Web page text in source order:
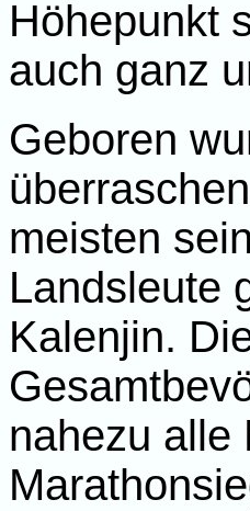
Höhepunkt
auch ganz
Geboren
meisten
Landsleute
Kalenjin.
nahezu alle